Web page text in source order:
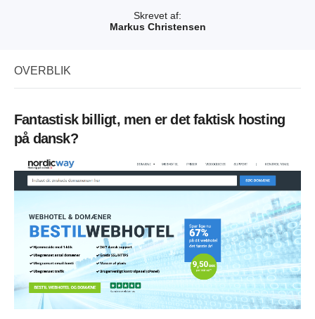
Skrevet af:
Markus Christensen
OVERBLIK
Fantastisk billigt, men er det faktisk hosting
på dansk?